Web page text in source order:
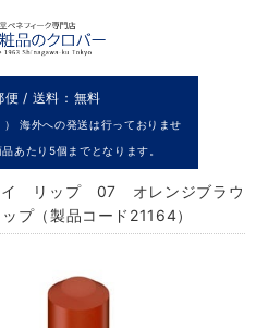
便 / 送料：無料
） 海外への発送は行っておりませ
あたり5個までとなります。
リップ 07 オレンジブラウ
プ（製品コード21164）